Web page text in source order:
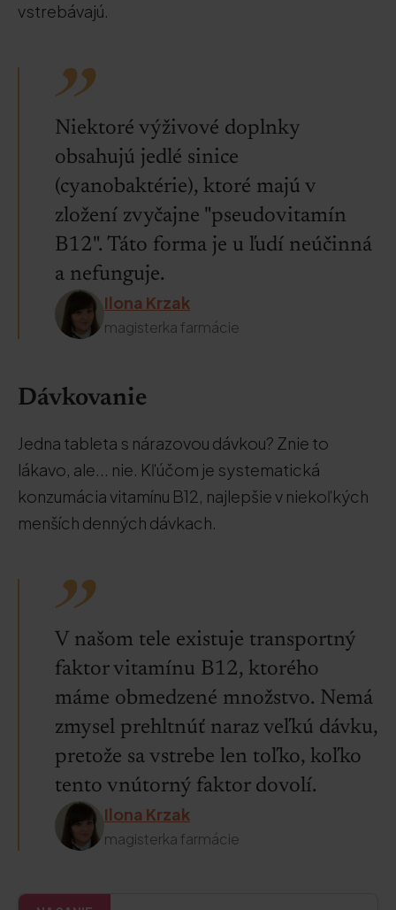
vstrebávajú.
Niektoré výživové doplnky
obsahujú jedlé sinice
(cyanobaktérie), ktoré majú v
zložení zvyčajne "pseudovitamín
B12". Táto forma je u ľudí neúčinná
a nefunguje.
Ilona Krzak
magisterka farmácie
Dávkovanie
Jedna tableta s nárazovou dávkou? Znie to
lákavo, ale... nie. Kľúčom je systematická
konzumácia vitamínu B12, najlepšie v niekoľkých
menších denných dávkach.
V našom tele existuje transportný
faktor vitamínu B12, ktorého
máme obmedzené množstvo. Nemá
zmysel prehltnúť naraz veľkú dávku,
pretože sa vstrebe len toľko, koľko
tento vnútorný faktor dovolí.
Ilona Krzak
magisterka farmácie